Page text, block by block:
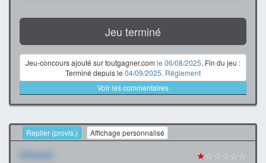
Jeu terminé
Jeu-concours ajouté sur toutgagner.com le 06/08/2025. Fin du jeu :
Terminé depuis le 04/09/2025. Règlement
Voir les commentaires
Replier (provis.) Affichage personnalisé
Xxxxxxx ★☆☆☆☆☆